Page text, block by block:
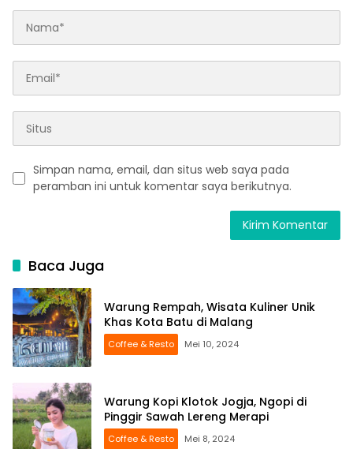
Simpan nama, email, dan situs web saya pada
peramban ini untuk komentar saya berikutnya.
Baca Juga
Warung Rempah, Wisata Kuliner Unik
Khas Kota Batu di Malang
Coffee & Resto Mei 10, 2024
Warung Kopi Klotok Jogja, Ngopi di
Pinggir Sawah Lereng Merapi
Coffee & Resto Mei 8, 2024